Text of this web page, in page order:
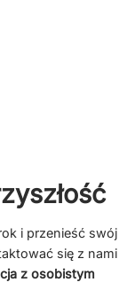
i przenieść swój
się z nami
z osobistym